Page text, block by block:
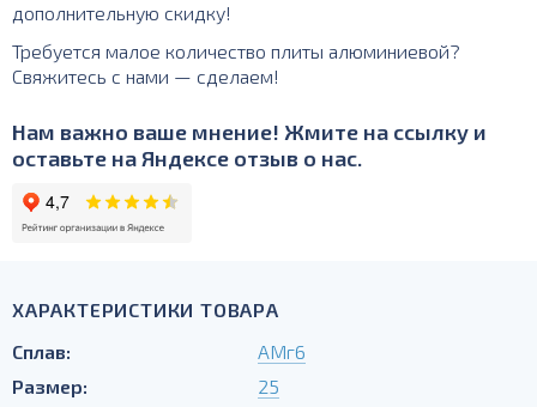
дополнительную скидку!
Требуется малое количество плиты алюминиевой?
Свяжитесь с нами — сделаем!
Нам важно ваше мнение! Жмите на ссылку и
оставьте на Яндексе отзыв о нас.
ХАРАКТЕРИСТИКИ ТОВАРА
Сплав:
АМг6
Размер:
25